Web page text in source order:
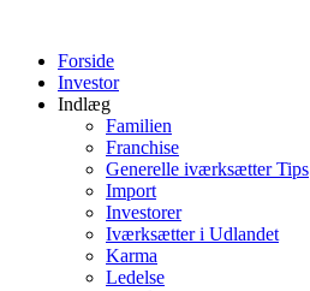
indholdForside
Investor
Indlæg
Familien
Franchise
Generelle iværksætter Tips
Import
Investorer
Iværksætter i Udlandet
Karma
Ledelse